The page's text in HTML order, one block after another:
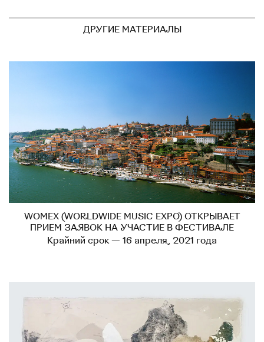
ДРУГИЕ МАТЕРИАЛЫ
WOMEX (WORLDWIDE MUSIC EXPO) ОТКРЫВАЕТ
ПРИЕМ ЗАЯВОК НА УЧАСТИЕ В ФЕСТИВАЛЕ
Крайний срок — 16 апреля, 2021 года